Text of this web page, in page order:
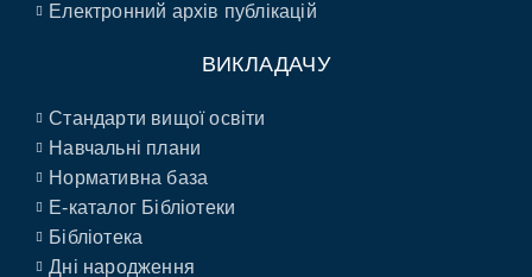
Електронний архів публікацій
ВИКЛАДАЧУ
Стандарти вищої освіти
Навчальні плани
Нормативна база
E-каталог Бібліотеки
Бібліотека
Дні народження